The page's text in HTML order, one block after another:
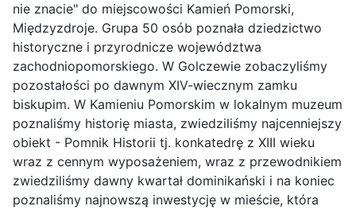
nie znacie" do miejscowości Kamień Pomorski,
Międzyzdroje. Grupa 50 osób poznała dziedzictwo
historyczne i przyrodnicze województwa
zachodniopomorskiego. W Golczewie zobaczyliśmy
pozostałości po dawnym XIV-wiecznym zamku
biskupim. W Kamieniu Pomorskim w lokalnym muzeum
poznaliśmy historię miasta, zwiedziliśmy najcenniejszy
obiekt - Pomnik Historii tj. konkatedrę z XIII wieku
wraz z cennym wyposażeniem, wraz z przewodnikiem
zwiedziliśmy dawny kwartał dominikański i na koniec
poznaliśmy najnowszą inwestycję w mieście, która